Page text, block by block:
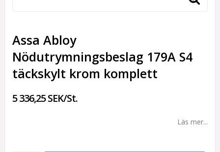
Assa Abloy
Nödutrymningsbeslag 179A S4
täckskylt krom komplett
5 336,25 SEK/St.
Läs mer...